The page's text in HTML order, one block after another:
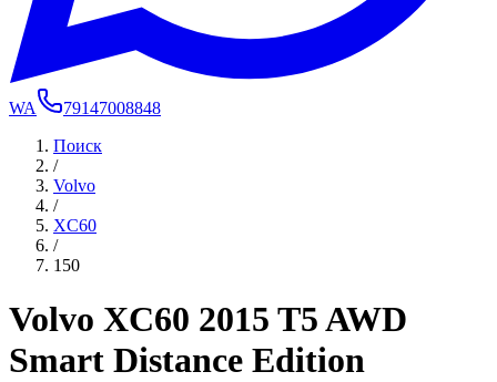
WA
79147008848
Поиск
/
Volvo
/
XC60
/
150
Volvo XC60 2015 T5 AWD
Smart Distance Edition